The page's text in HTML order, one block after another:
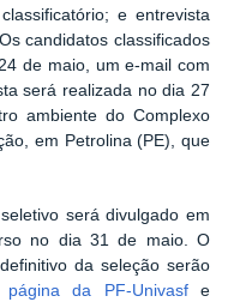
e entrevista
candidatos classificados
de maio, um e-mail com
será realizada no dia 27
ambiente do Complexo
em Petrolina (PE), que
será divulgado em
no dia 31 de maio. O
da seleção serão
página da PF-Univasfe